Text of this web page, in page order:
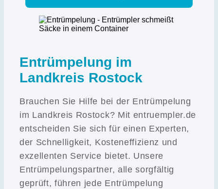
Entrümpelung im
Landkreis Rostock
Brauchen Sie Hilfe bei der Entrümpelung
im Landkreis Rostock? Mit entruempler.de
entscheiden Sie sich für einen Experten,
der Schnelligkeit, Kosteneffizienz und
exzellenten Service bietet. Unsere
Entrümpelungspartner, alle sorgfältig
geprüft, führen jede Entrümpelung